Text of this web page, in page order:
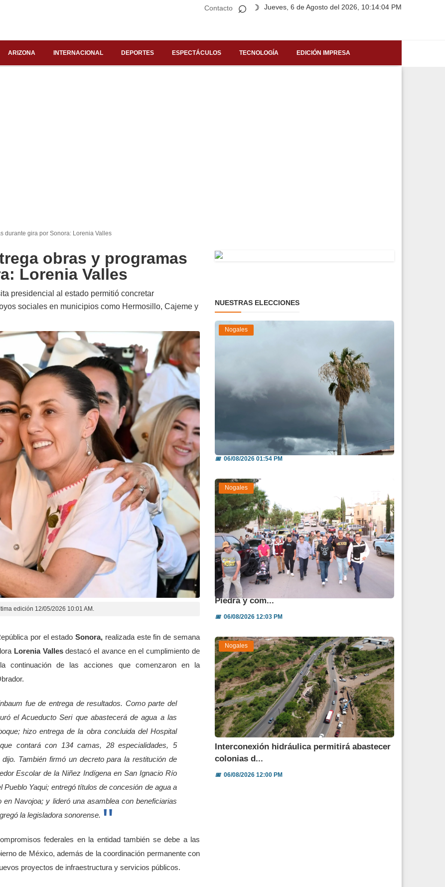
Contacto Jueves, 6 de Agosto del 2026, 10:14:04 PM
⌕ ☽
ARIZONA INTERNACIONAL DEPORTES ESPECTÁCULOS TECNOLOGÍA EDICIÓN IMPRESA
durante gira por Sonora: Lorenia Valles
obras y programas
Lorenia Valles
presidencial al estado permitió concretar
sociales en municipios como Hermosillo, Cajeme y
edición 12/05/2026 10:01 AM.
por el estadoSonora, realizada este fin de semana
Lorenia Vallesdestacó el avance en el cumplimiento de
continuación de las acciones que comenzaron en la
fue de entrega de resultados. Como parte del
el Acueducto Seri que abastecerá de agua a las
hizo entrega de la obra concluida del Hospital
contará con 134 camas, 28 especialidades, 5
También firmó un decreto para la restitución de
Escolar de la Niñez Indígena en San Ignacio Río
Yaqui; entregó títulos de concesión de agua a
Navojoa; y lideró una asamblea con beneficiarias
la legisladora sonorense.
federales en la entidad también se debe a las
de México, además de la coordinación permanente con
proyectos de infraestructura y servicios públicos.
NUESTRAS ELECCIONES
Nogales
Piden evitar arroyos y vialidades de riesgo
ante pronós...
📅06/08/2026 01:54 PM
Nogales
Alcalde supervisa necesidades de Fuente de
Piedra y com...
📅06/08/2026 12:03 PM
Nogales
Interconexión hidráulica permitirá abastecer
colonias d...
📅06/08/2026 12:00 PM